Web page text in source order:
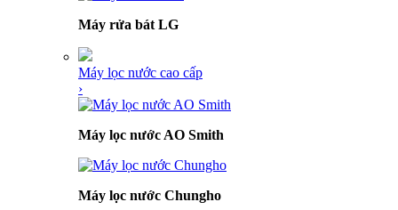
Máy rửa bát LG
Máy lọc nước cao cấp
›
Máy lọc nước AO Smith
Máy lọc nước Chungho